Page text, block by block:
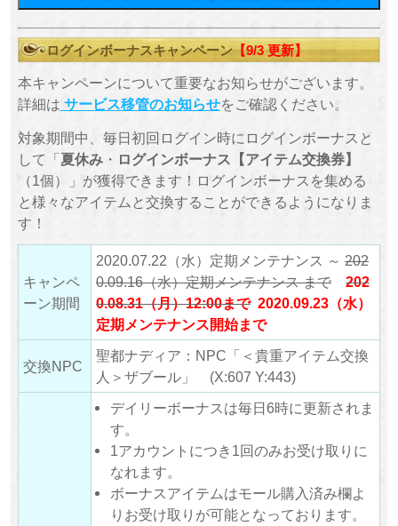
ログインボーナスキャンペーン【9/3 更新】
本キャンペーンについて重要なお知らせがございます。
詳細は サービス移管のお知らせをご確認ください。
対象期間中、毎日初回ログイン時にログインボーナスと
して「夏休み・ ログインボーナス【アイテム交換券】
（1個）」が獲得できます！ログインボーナスを集める
と様々なアイテムと交換することができるようになりま
す！
キャンペ
ーン期間
2020.07.22（水）定期メンテナンス ～ 202
0.09.16（水）定期メンテナンス まで
202
0.08.31（月）12:00まで 2020.09.23（水）
定期メンテナンス開始まで
交換NPC
聖都ナディア：NPC「＜貴重アイテム交換
人＞ザブール」 (X:607 Y:443)
デイリーボーナスは毎日6時に更新されま
す。
1アカウントにつき1回のみお受け取りに
なれます。
ボーナスアイテムはモール購入済み欄よ
りお受け取りが可能となっております。